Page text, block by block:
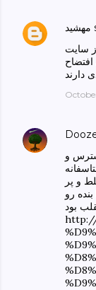
مهشید
سایت
دارند
و
و پر
رو
بود
http://